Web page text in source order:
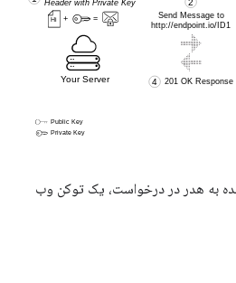
به هدر در درخواست، یک توکن وب